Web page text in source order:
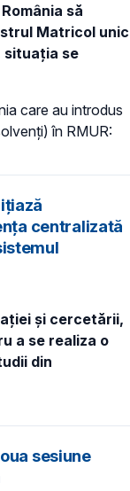
să
Matricol unic
situația se
care au introdus
în RMUR:
centralizată
și cercetării,
a se realiza o
din
sesiune